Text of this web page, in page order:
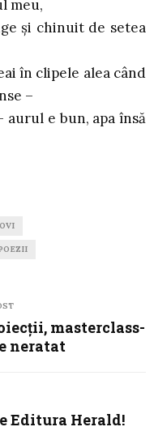
meu,
şi chinuit de setea
în clipele alea când
–
aurul e bun, apa însă
masterclass-
neratat
Editura Herald!